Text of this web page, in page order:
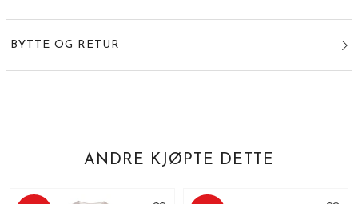
BYTTE OG RETUR
ANDRE KJØPTE DETTE